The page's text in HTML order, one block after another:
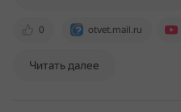
0 otvet.mail.ru
Читать далее